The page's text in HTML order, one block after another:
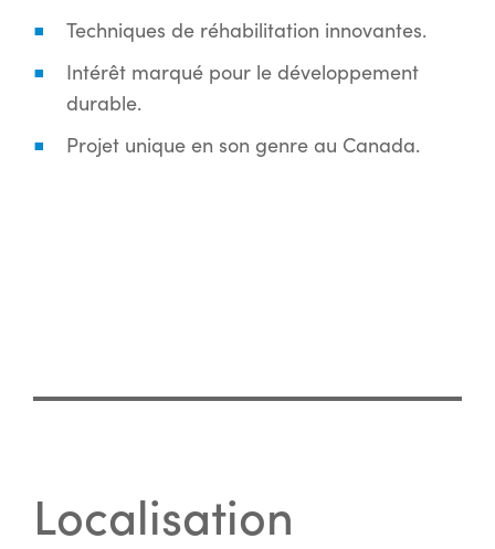
Techniques de réhabilitation innovantes.
Intérêt marqué pour le développement
durable.
Projet unique en son genre au Canada.
Localisation